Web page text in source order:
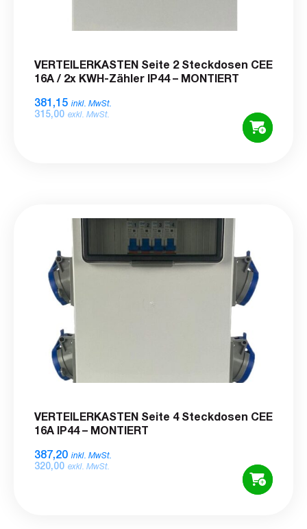
VERTEILERKASTEN Seite 2 Steckdosen CEE
16A / 2x KWH-Zähler IP44 – MONTIERT
381,15 inkl. MwSt.
315,00 exkl. MwSt.
VERTEILERKASTEN Seite 4 Steckdosen CEE
16A IP44 – MONTIERT
387,20 inkl. MwSt.
320,00 exkl. MwSt.